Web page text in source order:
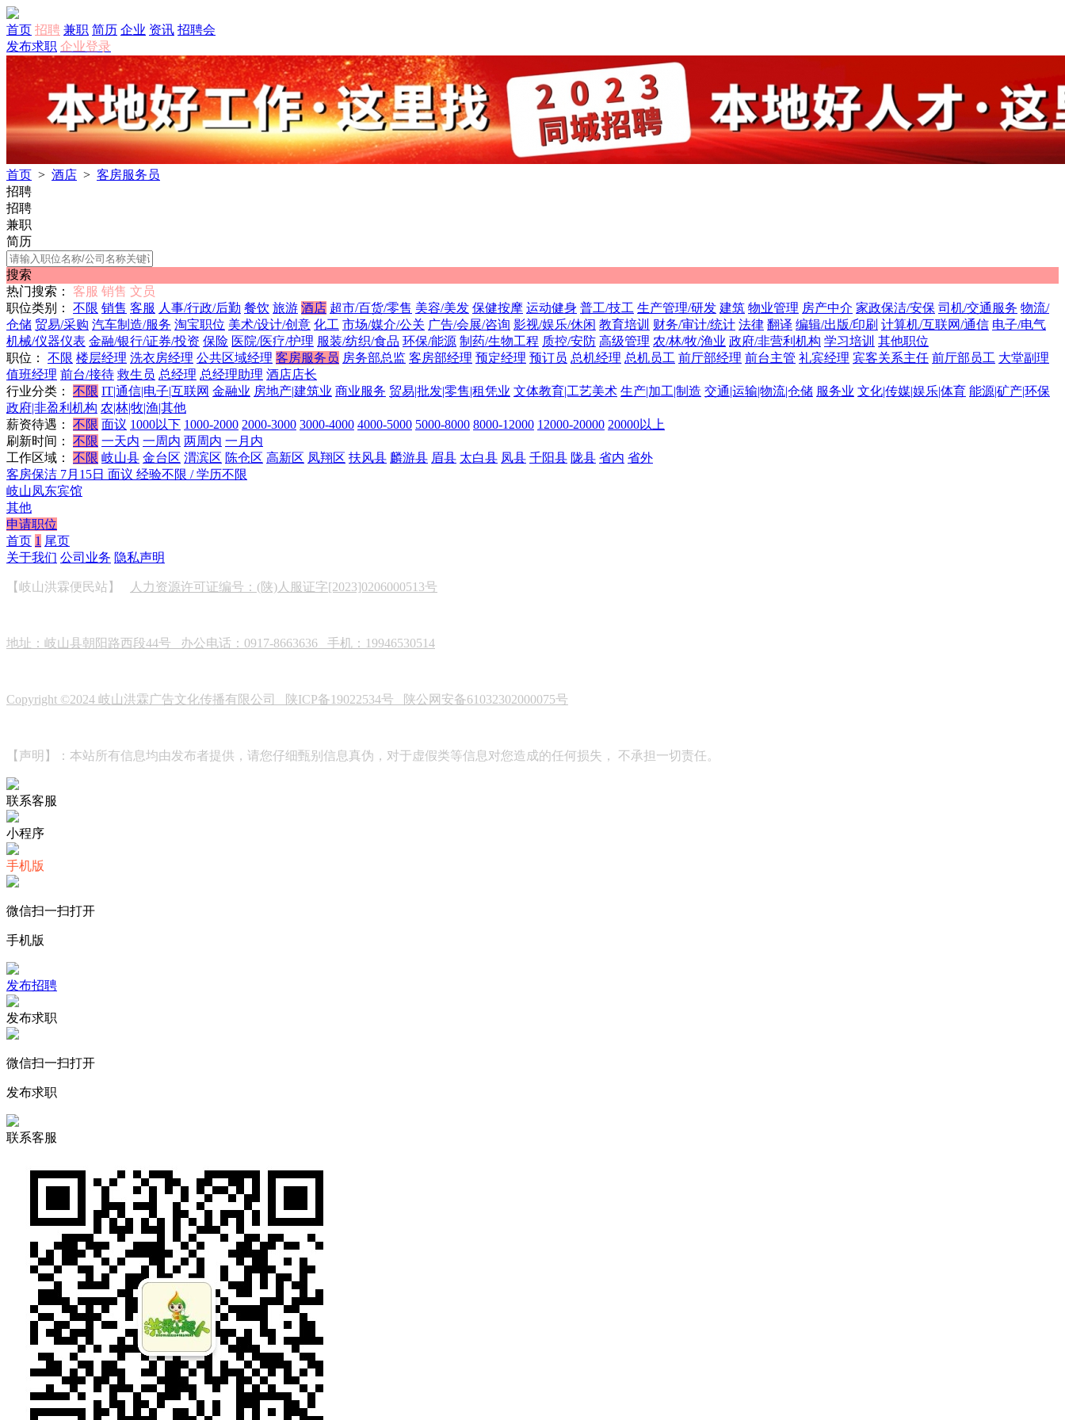
首页 招聘 兼职 简历 企业 资讯 招聘会
发布求职 企业登录
首页 > 酒店 > 客房服务员
招聘
招聘
兼职
简历
搜索
热门搜索：
客服 销售 文员
职位类别：
不限 销售 客服 人事/行政/后勤 餐饮 旅游 酒店 超市/百货/零售 美容/美发 保健按摩 运动健身 普工/技工 生产管理/研发 建筑 物业管理 房产中介 家政保洁/安保 司机/交通服务 物流/
仓储 贸易/采购 汽车制造/服务 淘宝职位 美术/设计/创意 化工 市场/媒介/公关 广告/会展/咨询 影视/娱乐/休闲 教育培训 财务/审计/统计 法律 翻译 编辑/出版/印刷 计算机/互联网/通信 电子/电气
机械/仪器仪表 金融/银行/证券/投资 保险 医院/医疗/护理 服装/纺织/食品 环保/能源 制药/生物工程 质控/安防 高级管理 农/林/牧/渔业 政府/非营利机构 学习培训 其他职位
职位：
不限 楼层经理 洗衣房经理 公共区域经理 客房服务员 房务部总监 客房部经理 预定经理 预订员 总机经理 总机员工 前厅部经理 前台主管 礼宾经理 宾客关系主任 前厅部员工 大堂副理
值班经理 前台/接待 救生员 总经理 总经理助理 酒店店长
行业分类：
不限 IT|通信|电子|互联网 金融业 房地产|建筑业 商业服务 贸易|批发|零售|租凭业 文体教育|工艺美术 生产|加工|制造 交通|运输|物流|仓储 服务业 文化|传媒|娱乐|体育 能源|矿产|环保
政府|非盈利机构 农|林|牧|渔|其他
薪资待遇：
不限 面议 1000以下 1000-2000 2000-3000 3000-4000 4000-5000 5000-8000 8000-12000 12000-20000 20000以上
刷新时间：
不限 一天内 一周内 两周内 一月内
工作区域：
不限 岐山县 金台区 渭滨区 陈仓区 高新区 凤翔区 扶风县 麟游县 眉县 太白县 凤县 千阳县 陇县 省内 省外
客房保洁 7月15日 面议 经验不限 / 学历不限
岐山凤东宾馆
其他
申请职位
首页 1 尾页
关于我们 公司业务 隐私声明
【岐山洪霖便民站】 人力资源许可证编号：(陕)人服证字[2023]0206000513号
地址：岐山县朝阳路西段44号 办公电话：0917-8663636 手机：19946530514
Copyright ©2024 岐山洪霖广告文化传播有限公司 陕ICP备19022534号 陕公网安备61032302000075号
【声明】：本站所有信息均由发布者提供，请您仔细甄别信息真伪，对于虚假类等信息对您造成的任何损失， 不承担一切责任。
联系客服
小程序
手机版
微信扫一扫打开
手机版
发布招聘
发布求职
微信扫一扫打开
发布求职
联系客服